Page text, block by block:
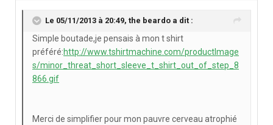
Le 05/11/2013 à 20:49, the beardo a dit :
Simple boutade,je pensais à mon t shirt
préféré:http://www.tshirtmachine.com/productImage
s/minor_threat_short_sleeve_t_shirt_out_of_step_8
866.gif
Merci de simplifier pour mon pauvre cerveau atrophié